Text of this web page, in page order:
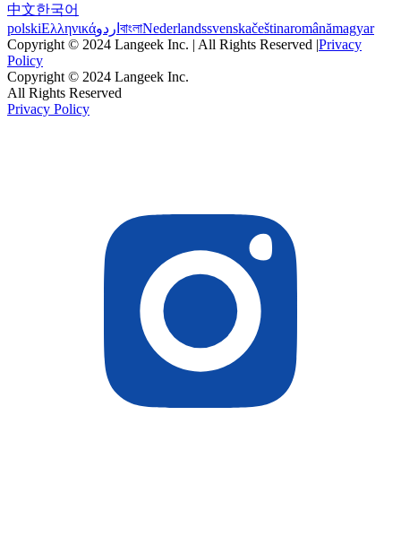
中文한국어
polskiΕλληνικάاردو বাংলাNederlandssvenskačeštinaromânămagyar
Copyright © 2024 Langeek Inc. | All Rights Reserved |Privacy
Policy
Copyright © 2024 Langeek Inc.
All Rights Reserved
Privacy Policy